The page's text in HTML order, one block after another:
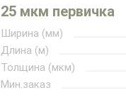
25 мкм первичка
Ширина (мм)
Длина (м)
Толщина (мкм)
Мин.заказ